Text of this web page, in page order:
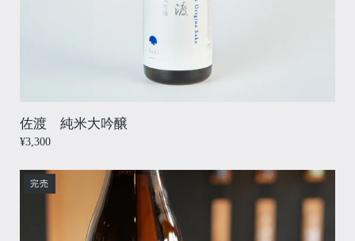
佐渡 純米大吟醸
¥3,300
完売